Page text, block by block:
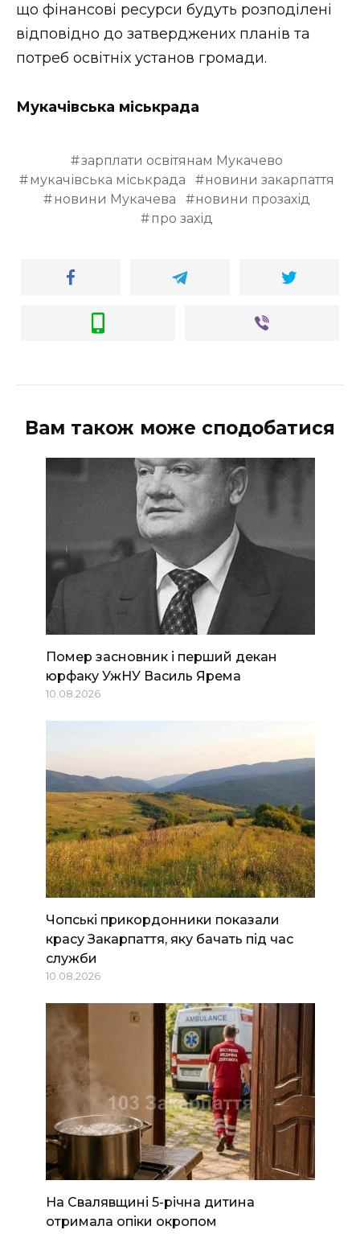
що фінансові ресурси будуть розподілені
відповідно до затверджених планів та
потреб освітніх установ громади.
Мукачівська міськрада
зарплати освітянам Мукачево
мукачівська міськрада
новини закарпаття
новини Мукачева
новини прозахід
про захід
Вам також може сподобатися
Помер засновник і перший декан
юрфаку УжНУ Василь Ярема
10.08.2026
Чопські прикордонники показали
красу Закарпаття, яку бачать під час
служби
10.08.2026
На Свалявщині 5-річна дитина
отримала опіки окропом